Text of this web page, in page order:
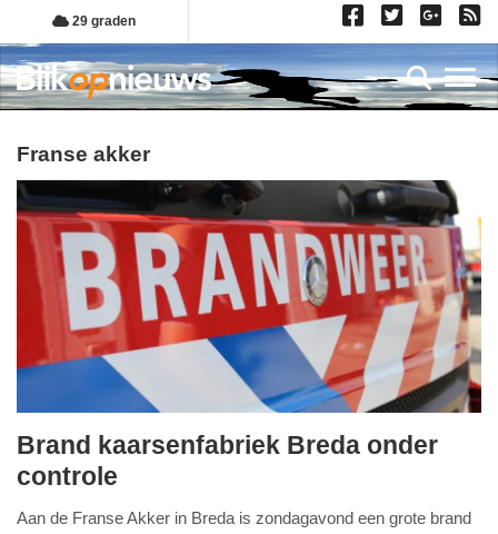
Overslaan
en
naar
de
gaan
29 graden
franse akker
zondag,
februari
Brand kaarsenfabriek Breda onder
controle
Aan de Franse Akker in Breda is zondagavond een grote brand